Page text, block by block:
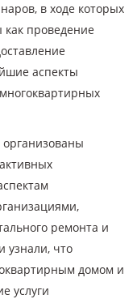
в ходе которых
как проведение
аспекты
ремонта и
узнали, что
домом и
услуги